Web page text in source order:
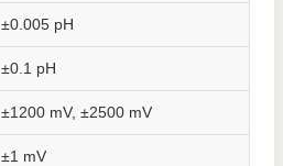
±0.005 pH
±0.1 pH
±1200 mV, ±2500 mV
±1 mV